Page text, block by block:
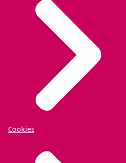
Cookies